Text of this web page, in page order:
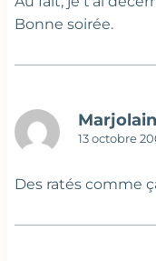
Bonne soirée.
13 octobre
Des ratés comme